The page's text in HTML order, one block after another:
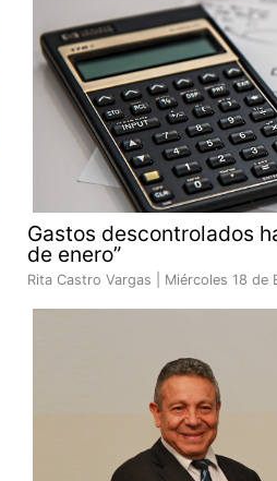
Gastos descontrolados
de enero”
Rita Castro Vargas | Miércoles 18 de